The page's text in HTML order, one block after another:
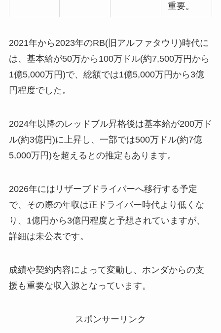
重要。
2021年から2023年のRB(旧アルファタウリ)時代に
は、基本給が50万から100万ドル(約7,500万円から
1億5,000万円)で、総額では1億5,000万円から3億
円程度でした。
2024年以降のレッドブル昇格後は基本給が200万ド
ル(約3億円)に上昇し、一部では500万ドル(約7億
5,000万円)を超えるとの推定もあります。
2026年にはリザーブドライバーへ移行する予定
で、その際の年収は正ドライバー時代より低くな
り、1億円から3億円程度と予想されていますが、
詳細は未公表です。
成績や契約内容によって変動し、ホンダからの支
援も重要な収入源となっています。
スポンサーリンク